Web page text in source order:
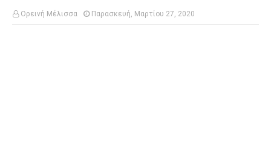
Ορεινή Μέλισσα Παρασκευή, Μαρτίου 27, 2020